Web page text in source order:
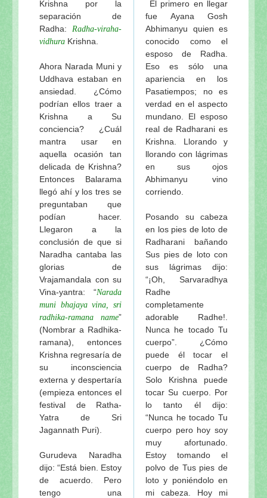
Krishna por la
separación de
Radha: Radha-viraha-
vidhura Krishna.
Ahora Narada Muni y
Uddhava estaban en
ansiedad. ¿Cómo
podrían ellos traer a
Krishna a Su
conciencia? ¿Cuál
mantra usar en
aquella ocasión tan
delicada de Krishna?
Entonces Balarama
llegó ahí y los tres se
preguntaban que
podían hacer.
Llegaron a la
conclusión de que si
Naradha cantaba las
glorias de
Vrajamandala con su
Vina-yantra: “Narada
muni bhajaya vina, sri
radhika-ramana name”
(Nombrar a Radhika-
ramana), entonces
Krishna regresaría de
su inconsciencia
externa y despertaría
(empieza entonces el
festival de Ratha-
Yatra de Sri
Jagannath Puri).
Gurudeva Naradha
dijo: “Está bien. Estoy
de acuerdo. Pero
tengo una
El primero en llegar
fue Ayana Gosh
Abhimanyu quien es
conocido como el
esposo de Radha.
Eso es sólo una
apariencia en los
Pasatiempos; no es
verdad en el aspecto
mundano. El esposo
real de Radharani es
Krishna. Llorando y
llorando con lágrimas
en sus ojos
Abhimanyu vino
corriendo.
Posando su cabeza
en los pies de loto de
Radharani bañando
Sus pies de loto con
sus lágrimas dijo:
“¡Oh, Sarvaradhya
Radhe
completamente
adorable Radhe!.
Nunca he tocado Tu
cuerpo”. ¿Cómo
puede él tocar el
cuerpo de Radha?
Solo Krishna puede
tocar Su cuerpo. Por
lo tanto él dijo:
“Nunca he tocado Tu
cuerpo pero hoy soy
muy afortunado.
Estoy tomando el
polvo de Tus pies de
loto y poniéndolo en
mi cabeza. Hoy mi